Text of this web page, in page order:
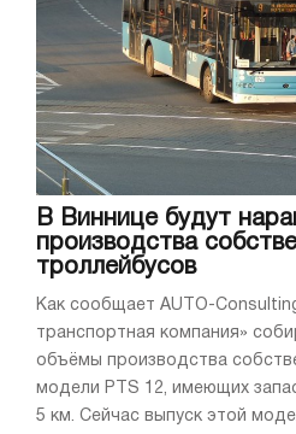
В Виннице будут
производства
троллейбусов
Как сообщает AUTO-
транспортная компания»
объёмы производства
модели PTS 12, имеющих
5 км. Сейчас выпуск этой